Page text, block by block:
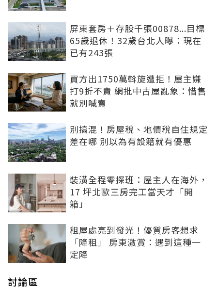
屏東套房＋存股千張00878...目標
65歲退休！32歲台北人曝：現在
已有243張
買方出1750萬斡旋遭拒！屋主嫌
打9折不賣 網批中古屋亂象：惜售
就別喊賣
別搞混！房屋稅、地價稅自住規定
差在哪 別以為有設籍就有優惠
裝潢全程零探班：屋主人在海外，
17 坪北歐三房完工當天才「開
箱」
租屋處亮到發光！優質房客想求
「降租」 房東激賞：遇到這種一
定降
討論區